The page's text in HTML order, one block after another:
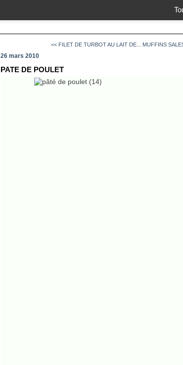
<< FILET DE TURBOT AU LAIT DE... MUFFINS
26 mars 2010
PATE DE POULET